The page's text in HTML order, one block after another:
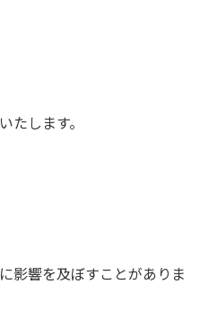
たします。
影響を及ぼすことがありま